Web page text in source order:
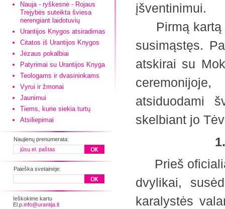
Nauja - ryškesnė - Rojaus
Trejybės suteikta šviesa
nerengiant laidotuvių
Urantijos Knygos atsiradimas
Citatos iš Urantijos Knygos
Jėzaus pokalbiai
Patyrimai su Urantijos Knyga
Teologams ir dvasininkams
Vyrui ir žmonai
Jaunimui
Tiems, kurie siekia turtų
Atsiliepimai
Naujienų prenumerata:
Paieška svetainėje:
Ieškokime kartu
El.p. info@urantija.lt
įšventinimui.
Pirmą kartą
susimąstęs.
atskirai su
atsiduodami
skelbiant jo
1.
Prieš
dvylikai,
karalystės